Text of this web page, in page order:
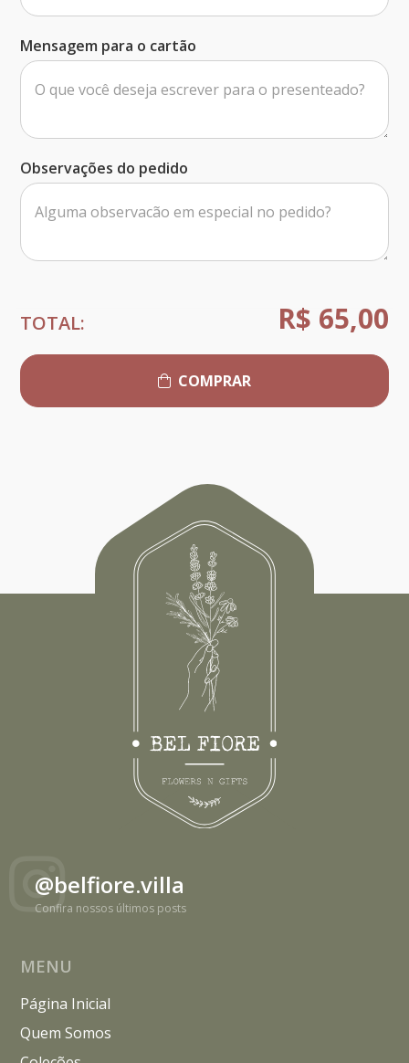
Mensagem para o cartão
Observações do pedido
TOTAL: R$ 65,00
COMPRAR
MENU
Página Inicial
Quem Somos
@belfiore.villa
Confira nossos últimos posts